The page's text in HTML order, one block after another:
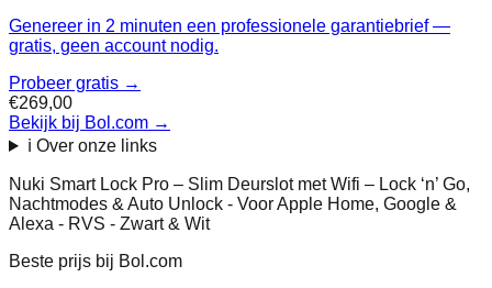
Genereer in 2 minuten een professionele garantiebrief —
gratis, geen account nodig.
Probeer gratis →
€269,00
Bekijk bij Bol.com →
ℹ️ Over onze links
Nuki Smart Lock Pro – Slim Deurslot met Wifi – Lock ‘n’ Go,
Nachtmodes & Auto Unlock - Voor Apple Home, Google &
Alexa - RVS - Zwart & Wit
Beste prijs bij Bol.com